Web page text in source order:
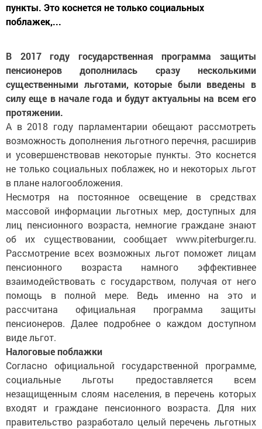
пункты. Это коснется не только социальных
поблажек,...
В 2017 году государственная программа защиты
пенсионеров дополнилась сразу несколькими
существенными льготами, которые были введены в
силу еще в начале года и будут актуальны на всем его
протяжении.
А в 2018 году парламентарии обещают рассмотреть
возможность дополнения льготного перечня, расширив
и усовершенствовав некоторые пункты. Это коснется
не только социальных поблажек, но и некоторых льгот
в плане налогообложения.
Несмотря на постоянное освещение в средствах
массовой информации льготных мер, доступных для
лиц пенсионного возраста, немногие граждане знают
об их существовании, сообщает www.piterburger.ru.
Рассмотрение всех возможных льгот поможет лицам
пенсионного возраста намного эффективнее
взаимодействовать с государством, получая от него
помощь в полной мере. Ведь именно на это и
рассчитана официальная программа защиты
пенсионеров. Далее подробнее о каждом доступном
виде льгот.
Налоговые поблажки
Согласно официальной государственной программе,
социальные льготы предоставляется всем
незащищенным слоям населения, в перечень которых
входят и граждане пенсионного возраста. Для них
правительство разработало целый перечень льготных